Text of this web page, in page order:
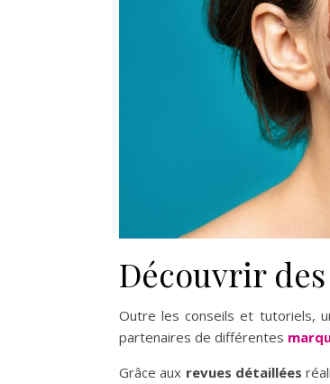
Découvrir
Outre les conseils et tutoriels,
partenaires de différentes
Grâce aux revues détaillées